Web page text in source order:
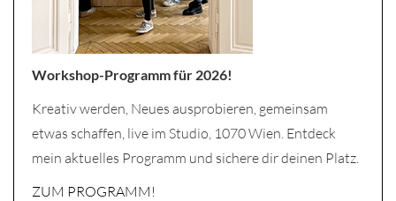
Workshop-Programm für 2026!
Kreativ werden, Neues ausprobieren, gemeinsam
etwas schaffen, live im Studio, 1070 Wien. Entdeck
mein aktuelles Programm und sichere dir deinen Platz.
ZUM PROGRAMM!